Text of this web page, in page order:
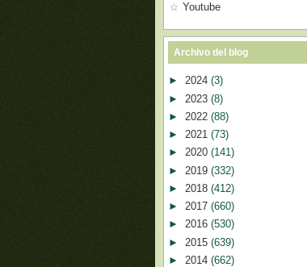
Youtube
Archivo del blog
► 2024 (3)
► 2023 (8)
► 2022 (88)
► 2021 (73)
► 2020 (141)
► 2019 (332)
► 2018 (412)
► 2017 (660)
► 2016 (530)
► 2015 (639)
► 2014 (662)